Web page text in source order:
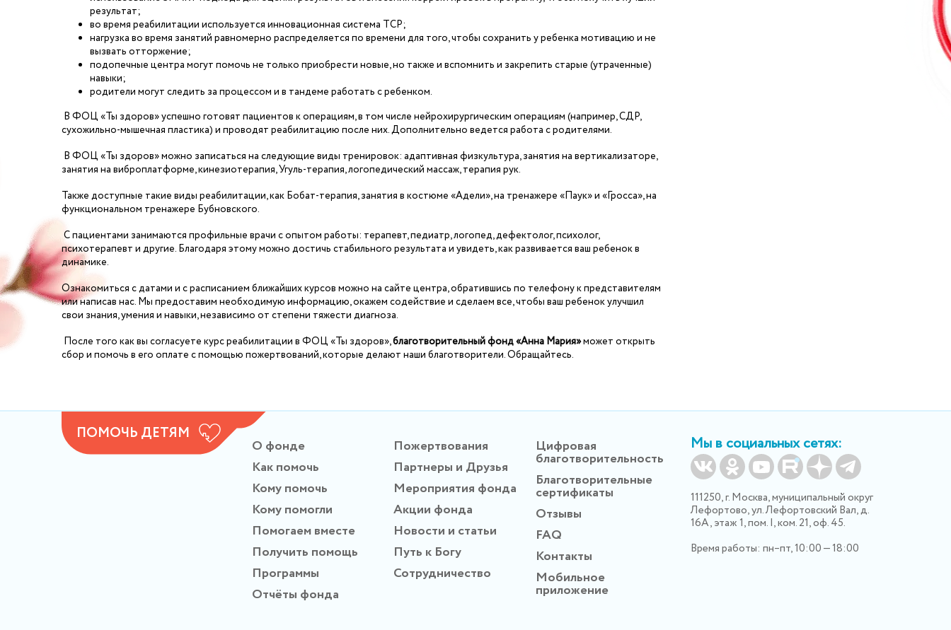
результат;
во время реабилитации используется инновационная система ТСР;
нагрузка во время занятий равномерно распределяется по времени для того, чтобы сохранить у ребенка мотивацию и не
вызвать отторжение;
подопечные центра могут помочь не только приобрести новые, но также и вспомнить и закрепить старые (утраченные)
навыки;
родители могут следить за процессом и в тандеме работать с ребенком.
В ФОЦ «Ты здоров» успешно готовят пациентов к операциям, в том числе нейрохирургическим операциям (например, СДР,
сухожильно-мышечная пластика) и проводят реабилитацию после них. Дополнительно ведется работа с родителями.
В ФОЦ «Ты здоров» можно записаться на следующие виды тренировок: адаптивная физкультура, занятия на вертикализаторе,
занятия на виброплатформе, кинезиотерапия, Угуль-терапия, логопедический массаж, терапия рук.
Также доступные такие виды реабилитации, как Бобат-терапия, занятия в костюме «Адели», на тренажере «Паук» и «Гросса», на
функциональном тренажере Бубновского.
С пациентами занимаются профильные врачи с опытом работы: терапевт, педиатр, логопед, дефектолог, психолог,
психотерапевт и другие. Благодаря этому можно достичь стабильного результата и увидеть, как развивается ваш ребенок в
динамике.
Ознакомиться с датами и с расписанием ближайших курсов можно на сайте центра, обратившись по телефону к представителям
или написав нас. Мы предоставим необходимую информацию, окажем содействие и сделаем все, чтобы ваш ребенок улучшил
свои знания, умения и навыки, независимо от степени тяжести диагноза.
После того как вы согласуете курс реабилитации в ФОЦ «Ты здоров»,благотворительный фонд «Анна Мария»может открыть
сбор и помочь в его оплате с помощью пожертвований, которые делают наши благотворители. Обращайтесь.
ПОМОЧЬ ДЕТЯМ
О фонде
Как помочь
Кому помочь
Кому помогли
Помогаем вместе
Получить помощь
Программы
Отчёты фонда
Пожертвования
Партнеры и Друзья
Мероприятия фонда
Акции фонда
Новости и статьи
Путь к Богу
Сотрудничество
Цифровая
благотворительность
Благотворительные
сертификаты
Отзывы
FAQ
Контакты
Мобильное
приложение
Мы в социальных сетях:
111250, г. Москва, муниципальный округ
Лефортово, ул. Лефортовский Вал, д.
16А, этаж 1, пом. I, ком. 21, оф. 45.
Время работы: пн–пт, 10:00 — 18:00